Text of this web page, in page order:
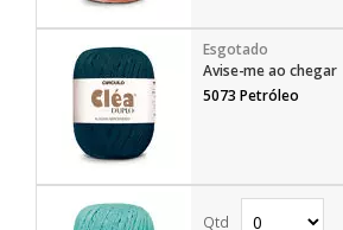
Avise-me ao chegar
5073 Petróleo